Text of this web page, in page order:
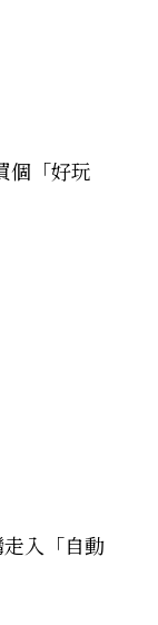
個「好玩
入「自動